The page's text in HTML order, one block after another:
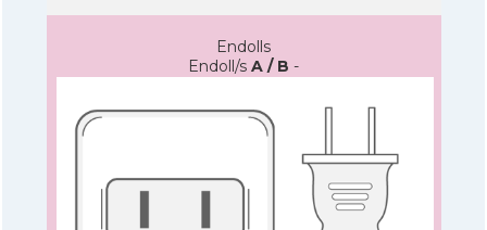
Endolls
Endoll/s A / B -